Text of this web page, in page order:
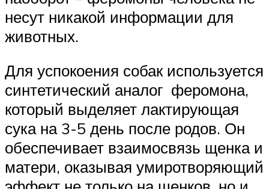
несут никакой информации для
животных.
Для успокоения собак используется
синтетический аналог феромона,
который выделяет лактирующая
сука на 3-5 день после родов. Он
обеспечивает взаимосвязь щенка и
матери, оказывая умиротворяющий